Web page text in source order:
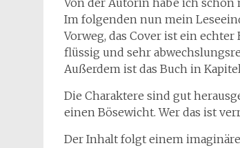
Von der Autorin habe ich schon
Im folgenden nun mein
Vorweg, das Cover ist ein
flüssig und sehr
Außerdem ist das Buch in
Die Charaktere sind gut
einen Bösewicht. Wer das ist
Der Inhalt folgt einem